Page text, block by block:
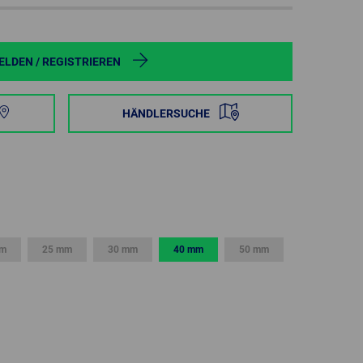
SWEDEN
SWITZERLAND
/ REGISTRIEREN
HÄNDLERSUCHE
25 mm 30 mm 40 mm 50 mm